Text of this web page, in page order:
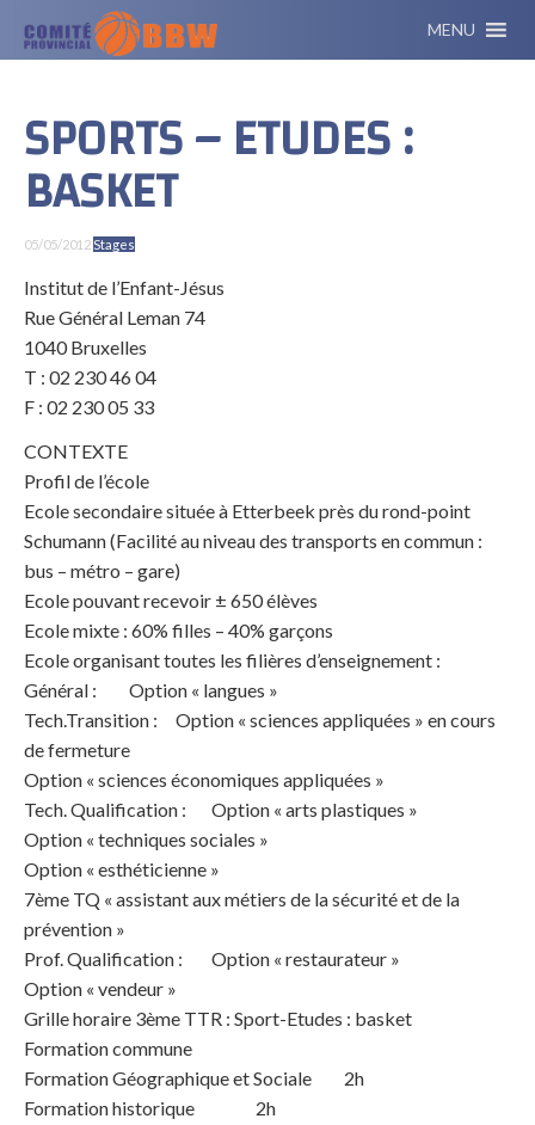
MENU
SPORTS – ETUDES :
BASKET
05/05/2012 Stages
Institut de l’Enfant-Jésus
Rue Général Leman 74
1040 Bruxelles
T : 02 230 46 04
F : 02 230 05 33
CONTEXTE
Profil de l’école
Ecole secondaire située à Etterbeek près du rond-point
Schumann (Facilité au niveau des transports en commun :
bus – métro – gare)
Ecole pouvant recevoir ± 650 élèves
Ecole mixte : 60% filles – 40% garçons
Ecole organisant toutes les filières d’enseignement :
Général : Option « langues »
Tech.Transition : Option « sciences appliquées » en cours
de fermeture
Option « sciences économiques appliquées »
Tech. Qualification : Option « arts plastiques »
Option « techniques sociales »
Option « esthéticienne »
7ème TQ « assistant aux métiers de la sécurité et de la
prévention »
Prof. Qualification : Option « restaurateur »
Option « vendeur »
Grille horaire 3ème TTR : Sport-Etudes : basket
Formation commune
Formation Géographique et Sociale 2h
Formation historique 2h